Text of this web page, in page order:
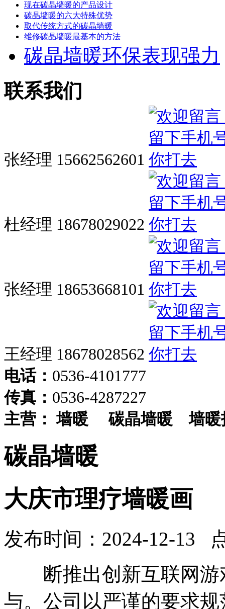
现在碳晶墙暖的产品设计
碳晶墙暖的六大特殊优势
取代传统方式的碳晶墙暖
维修碳晶墙暖最基本的方法
碳晶墙暖环保表现强力
联系我们
张经理 15662562601
杜经理 18678029022
张经理 18653668101
王经理 18678028562
电话： 0536-4101777
传真： 0536-4287227
主营： 墙暖碳晶墙暖墙暖
碳晶墙暖
大庆市理疗墙暖画
发布时间：2024-12-13
断推出创新互联网游
与。公司以严谨的要求